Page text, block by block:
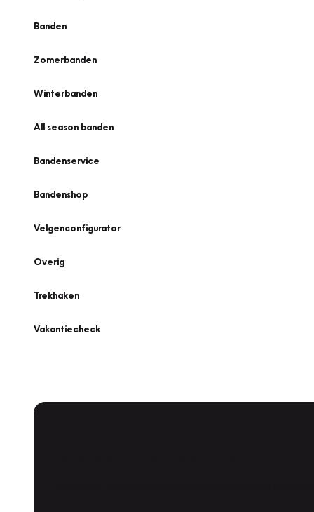
Banden
Zomerbanden
Winterbanden
All season banden
Bandenservice
Bandenshop
Velgenconfigurator
Overig
Trekhaken
Vakantiecheck